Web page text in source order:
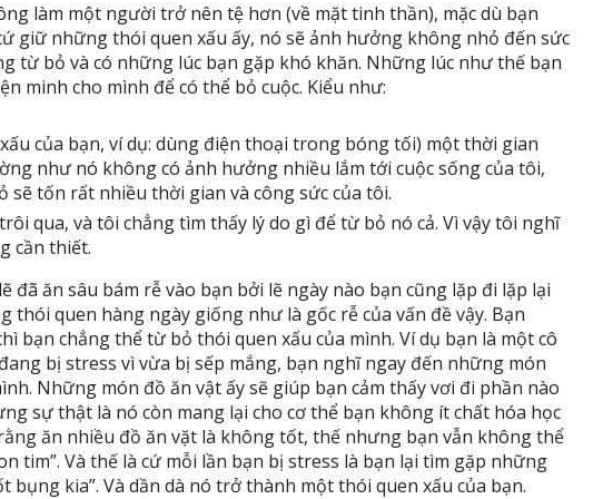
làm một người trở nên tệ hơn (về mặt tinh thần), mặc dù bạn
giữ những thói quen xấu ấy, nó sẽ ảnh hưởng không nhỏ đến sức
từ bỏ và có những lúc bạn gặp khó khăn. Những lúc như thế bạn
minh cho mình để có thể bỏ cuộc. Kiểu như:
của bạn, ví dụ: dùng điện thoại trong bóng tối) một thời gian
như nó không có ảnh hưởng nhiều lắm tới cuộc sống của tôi,
sẽ tốn rất nhiều thời gian và công sức của tôi.
qua, và tôi chẳng tìm thấy lý do gì để từ bỏ nó cả. Vì vậy tôi nghĩ
cần thiết.
đã ăn sâu bám rễ vào bạn bởi lẽ ngày nào bạn cũng lặp đi lặp lại
thói quen hàng ngày giống như là gốc rễ của vấn đề vậy. Bạn
bạn chẳng thể từ bỏ thói quen xấu của mình. Ví dụ bạn là một cô
bị stress vì vừa bị sếp mắng, bạn nghĩ ngay đến những món
Những món đồ ăn vật ấy sẽ giúp bạn cảm thấy vơi đi phần nào
sự thật là nó còn mang lại cho cơ thể bạn không ít chất hóa học
ăn nhiều đồ ăn vặt là không tốt, thế nhưng bạn vẫn không thể
tim”. Và thế là cứ mỗi lần bạn bị stress là bạn lại tìm gặp những
bụng kia”. Và dần dà nó trở thành một thói quen xấu của bạn.